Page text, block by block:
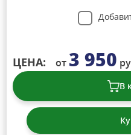
ЦЕНА: от 3 950
В